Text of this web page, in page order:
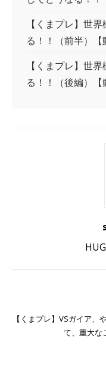
【くまプレ】世
る！！（前半）【
【くまプレ】世
る！！（後編）【
【くまプレ】VSガイア
て、重大な